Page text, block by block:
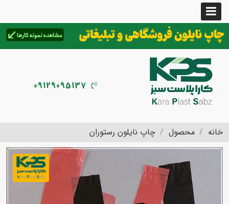
09129095137
خانه محصول چاپ نایلون رستوران